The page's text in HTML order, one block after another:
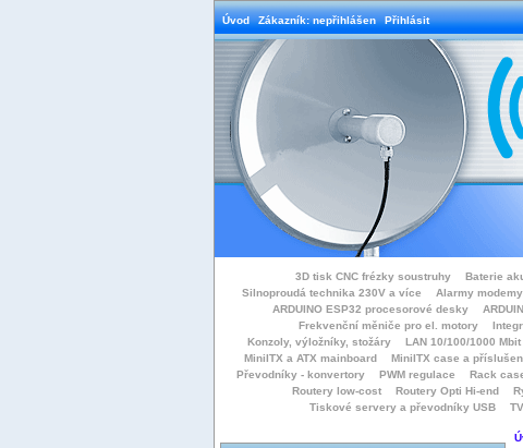
Úvod Zákazník: nepřihlášen Přihlásit
3D tisk CNC frézky soustruhy Baterie
Silnoproudá technika 230V a více
Alarmy
ARDUINO ESP32 procesorové desky
Frekvenční měniče pro el. motory
Konzoly, výložníky, stožáry
LAN 10/100/1000 Mbit
MiniITX a ATX mainboard
MiniITX case a
Převodníky - konvertory
PWM regulace Rack
Routery low-cost
Routery Opti Hi-end
Tiskové servery a převodníky USB